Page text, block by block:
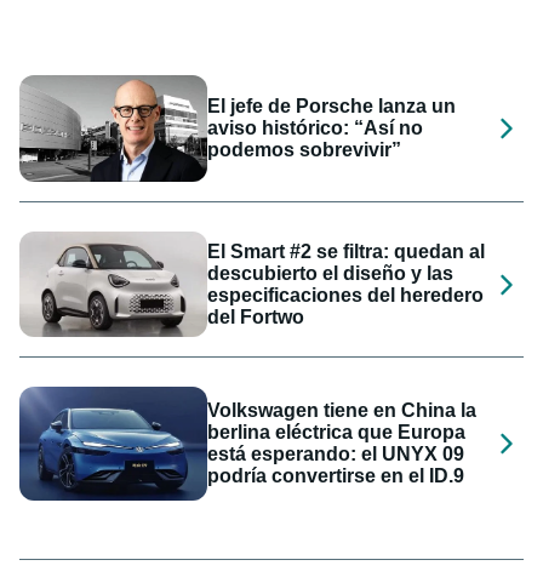
El jefe de Porsche lanza un
aviso histórico: “Así no
podemos sobrevivir”
El Smart #2 se filtra: quedan al
descubierto el diseño y las
especificaciones del heredero
del Fortwo
Volkswagen tiene en China la
berlina eléctrica que Europa
está esperando: el UNYX 09
podría convertirse en el ID.9